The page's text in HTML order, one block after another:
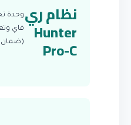
نظام ري
Hunter
Pro-C
وحدة
فاي
(ضمان 5 سنوات).